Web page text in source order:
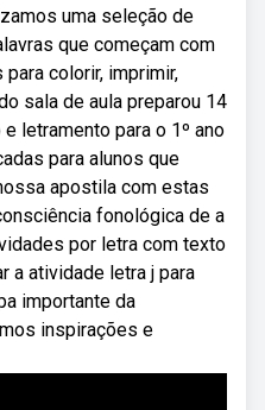
uma seleção de
que começam com
colorir, imprimir,
sala de aula preparou 14
letramento para o 1º ano
para alunos que
apostila com estas
fonológica de a
por letra com texto
a atividade letra j para
importante da
inspirações e